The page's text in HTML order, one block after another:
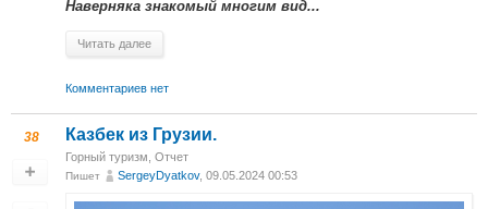
Наверняка знакомый многим вид...
Читать далее
Комментариев нет
38 Казбек из Грузии.
Горный туризм Отчет
Пишет SergeyDyatkov, 09.05.2024 00:53